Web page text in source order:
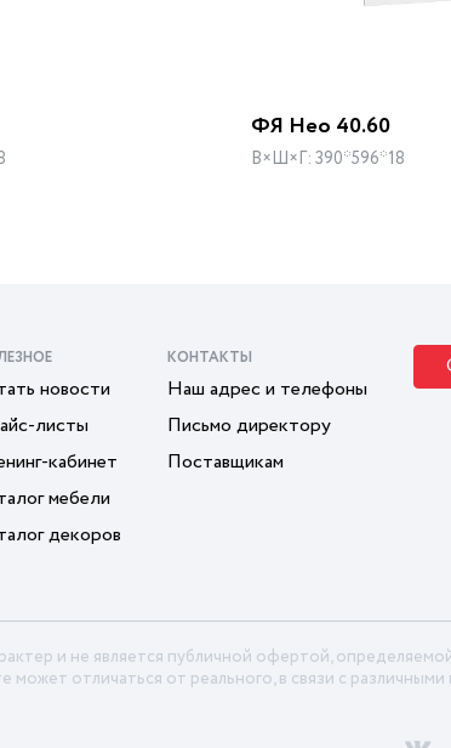
ФЯ Нео 40.60
В×Ш×Г: 390*596*18
новости
листы
кабинет
мебели
декоров
КОНТАКТЫ
Наш адрес и телефоны
Письмо директору
Поставщикам
и не является публичной офертой,
отличаться от реального, в связи с